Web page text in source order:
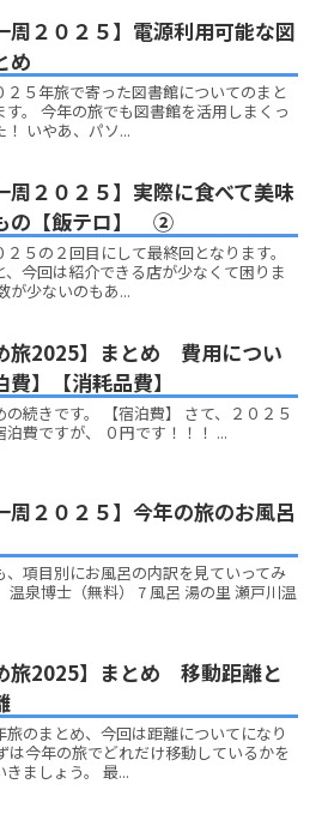
周２０２５】電源利用可能な図
め
２５年旅で寄った図書館についてのまと
す。 今年の旅でも図書館を活用しまくっ
！ いやあ、パソ...
周２０２５】実際に食べて美味
の【飯テロ】 ②
５の２回目にして最終回となります。
、今回は紹介できる店が少なくて困りま
が少ないのもあ...
旅2025】まとめ 費用につい
費】【消耗品費】
の続きです。 【宿泊費】 さて、２０２５
泊費ですが、 ０円です！！！ ...
周２０２５】今年の旅のお風呂
、項目別にお風呂の内訳を見ていってみ
温泉博士（無料） 7 風呂 湯の里 瀬戸川温
旅2025】まとめ 移動距離と
旅のまとめ、今回は距離についてになり
は今年の旅でどれだけ移動しているかを
ましょう。 最...